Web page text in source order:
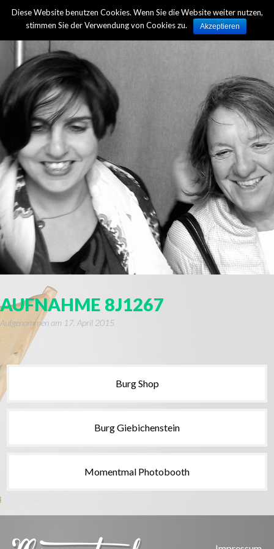
Zur Übersicht
AUFNAHME 8J1267
Aufgenommen am 17. April 2015
Burg Shop
Burg Giebichenstein
Momentmal Photobooth
Diese Website benutzen Cookies. Wenn Sie die Website weiter nutzen,
stimmen Sie der Verwendung von Cookies zu.
Akzeptieren